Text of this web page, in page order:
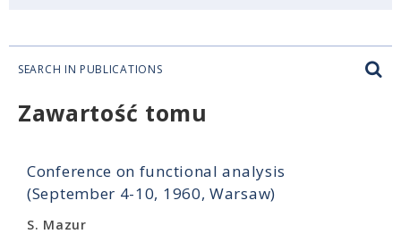
SEARCH IN PUBLICATIONS
Zawartość tomu
Conference on functional analysis
(September 4-10, 1960, Warsaw)
S. Mazur